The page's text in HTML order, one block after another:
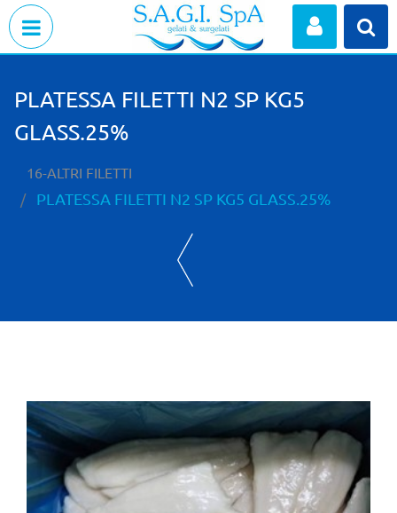
PLATESSA FILETTI N2 SP KG5
GLASS.25%
16-ALTRI FILETTI
PLATESSA FILETTI N2 SP KG5 GLASS.25%